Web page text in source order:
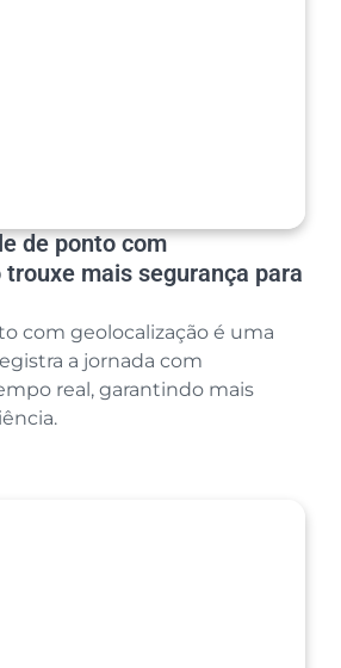
de ponto com
mais segurança para
com geolocalização é uma
a jornada com
real, garantindo mais